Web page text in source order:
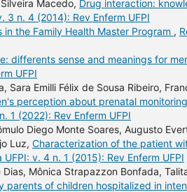
Macedo, Drug interaction:
3 n. 4 (2014): Rev Enferm UFPI
the Family Health Master Program ,
differents sense and meanings for
UFPI
Sara Emilli Félix de Sousa Ribeiro,
perception about prenatal
1 (2022): Rev Enferm UFPI
Diego Monte Soares, Augusto
Luz, Characterization of the patient
v. 4 n. 1 (2015): Rev Enferm UFPI
Mônica Strapazzon Bonfada,
parents of children hospitalized in